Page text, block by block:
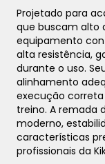
Projetado para
que buscam alto
equipamento
alta resistência,
durante o uso.
alinhamento
execução
treino. A remada
moderno,
características
profissionais da